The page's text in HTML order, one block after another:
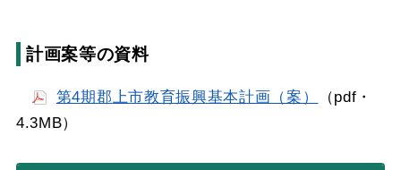
計画案等の資料
第4期郡上市教育振興基本計画（案）
（pdf・
4.3MB）